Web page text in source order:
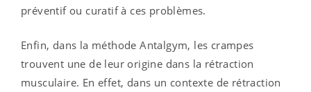
préventif ou curatif à ces problèmes.
Enfin, dans la méthode Antalgym, les crampes
trouvent une de leur origine dans la rétraction
musculaire. En effet, dans un contexte de rétraction